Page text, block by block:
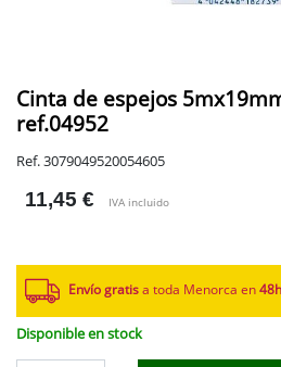
Cinta de espejos
ref.04952
Ref. 3079049520054605
11,45 € IVA incluido
Envío gratis a toda Menorca en 48h
Disponible en stock